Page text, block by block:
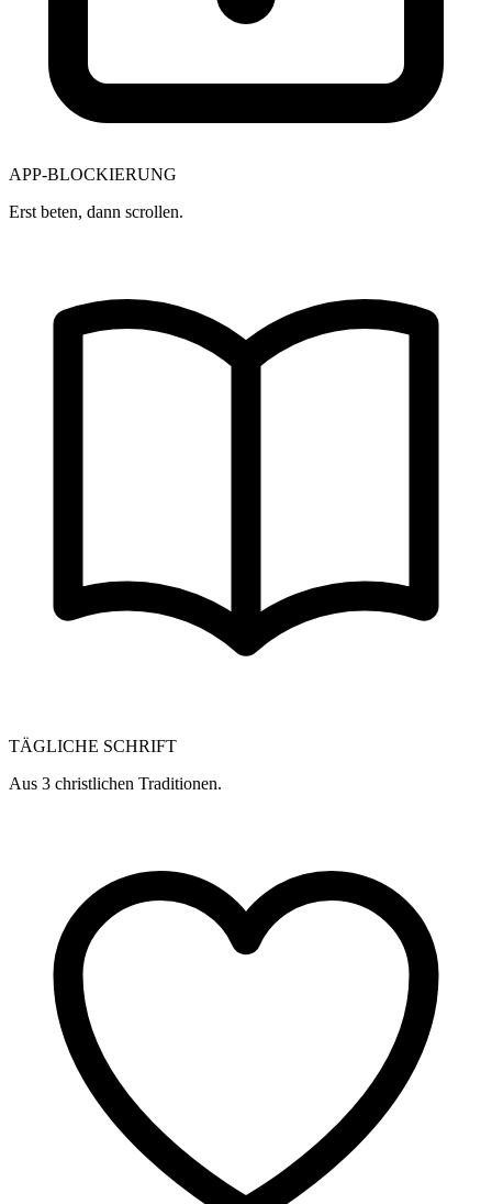
APP-BLOCKIERUNG
Erst beten, dann scrollen.
TÄGLICHE SCHRIFT
Aus 3 christlichen Traditionen.